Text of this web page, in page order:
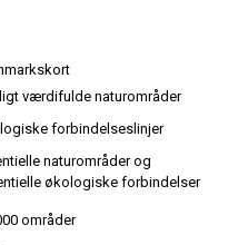
værdifulde naturområder
forbindelseslinjer
naturområder og
økologiske forbindelser
områder